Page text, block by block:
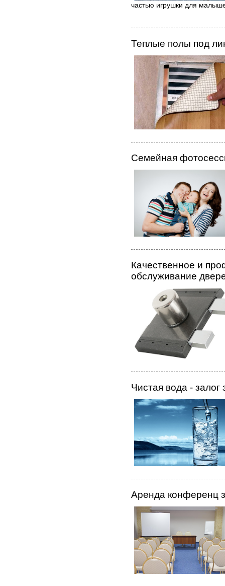
частью игрушки для
Теплые полы под
Семейная
Качественное и
обслуживание
Чистая вода - залог
Аренда конференц